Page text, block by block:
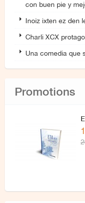
con buen pie y
Inoiz ixten ez den
Charli XCX
Una comedia que
Promotions